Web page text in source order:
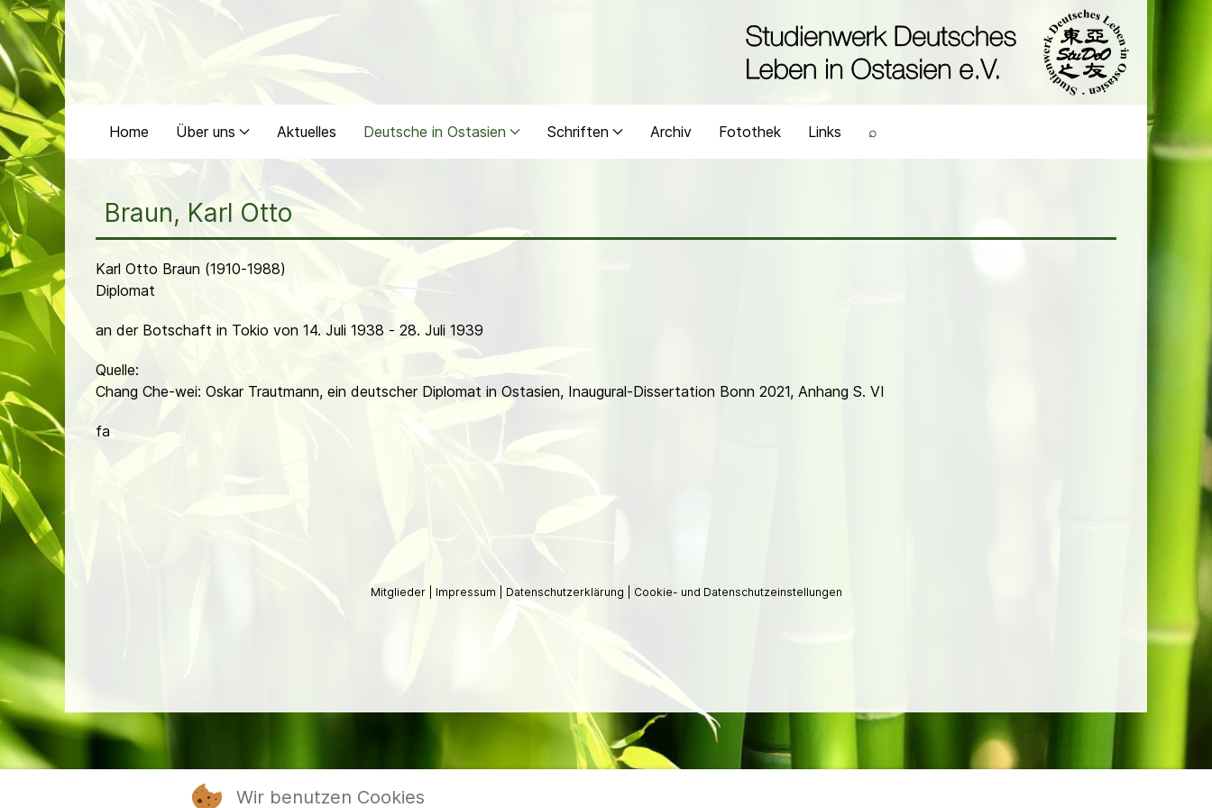
Home Über uns Aktuelles Deutsche in Ostasien Schriften Archiv Fotothek Links ⌕
Braun, Karl Otto
Karl Otto Braun (1910-1988)
Diplomat
an der Botschaft in Tokio von 14. Juli 1938 - 28. Juli 1939
Quelle:
Chang Che-wei: Oskar Trautmann, ein deutscher Diplomat in Ostasien, Inaugural-Dissertation Bonn 2021, Anhang S. VI
fa
Mitglieder Impressum Datenschutzerklärung Cookie- und Datenschutzeinstellungen
Wir benutzen Cookies